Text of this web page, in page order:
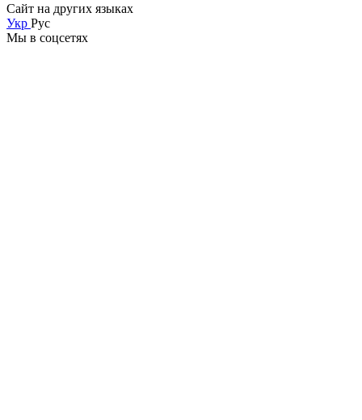
Сайт на других языках
Укр Рус
Мы в соцсетях